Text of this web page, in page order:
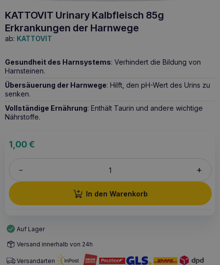
KATTOVIT Urinary Kalbfleisch 85g
Erkrankungen der Harnwege
ab: KATTOVIT
Gesundheit des Harnsystems: Verhindert die Bildung von
Harnsteinen.
Übersäuerung der Harnwege: Hilft, den pH-Wert des Urins zu
senken.
Vollständige Ernährung: Enthält Taurin und andere wichtige
Nährstoffe.
1,00€
– +
In den Warenkorb
Auf Lager
Versand innerhalb von 24h
Versandarten